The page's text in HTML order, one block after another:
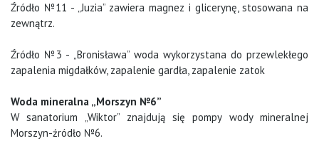
Źródło №11 - „Juzia” zawiera magnez i glicerynę, stosowana na
zewnątrz.
Źródło №3 - „Bronisława” woda wykorzystana do przewlekłego
zapalenia migdałków, zapalenie gardła, zapalenie zatok
Woda mineralna „Morszyn №6”
W sanatorium „Wiktor” znajdują się pompy wody mineralnej
Morszyn-źródło №6.